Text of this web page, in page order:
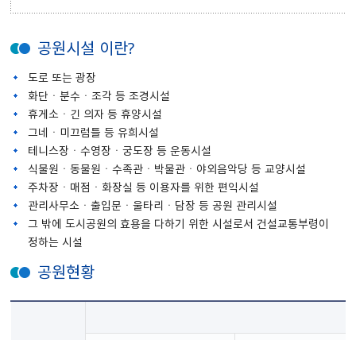
공원시설 이란?
도로 또는 광장
화단ㆍ분수ㆍ조각 등 조경시설
휴게소ㆍ긴 의자 등 휴양시설
그네ㆍ미끄럼틀 등 유희시설
테니스장ㆍ수영장ㆍ궁도장 등 운동시설
식물원ㆍ동물원ㆍ수족관ㆍ박물관ㆍ야외음악당 등 교양시설
주차장ㆍ매점ㆍ화장실 등 이용자를 위한 편익시설
관리사무소ㆍ출입문ㆍ울타리ㆍ담장 등 공원 관리시설
그 밖에 도시공원의 효용을 다하기 위한 시설로서 건설교통부령이
정하는 시설
공원현황